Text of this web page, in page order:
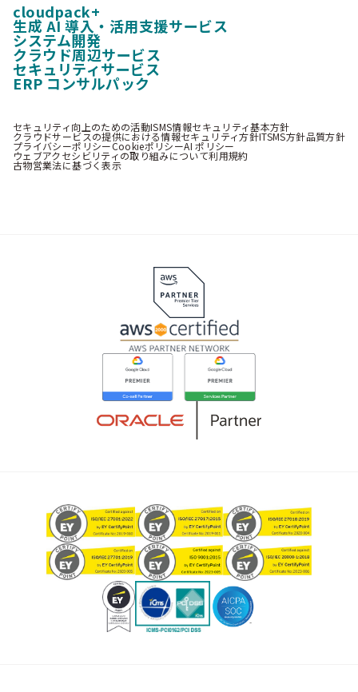
cloudpack+
生成 AI 導入・活用支援サービス
システム開発
クラウド周辺サービス
セキュリティサービス
ERP コンサルパック
セキュリティ向上のための活動ISMS情報セキュリティ基本方針
クラウドサービスの提供における情報セキュリティ方針ITSMS方針品質方針
プライバシーポリシーCookieポリシーAI ポリシー
ウェブアクセシビリティの取り組みについて利用規約
古物営業法に基づく表示